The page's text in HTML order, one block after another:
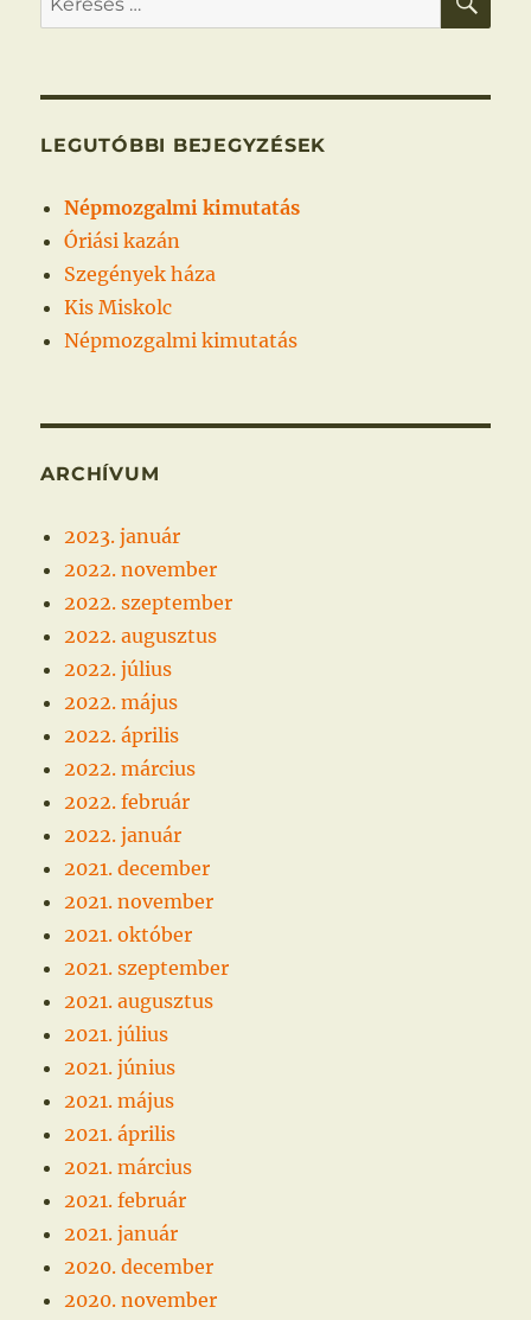
a
kifejezésre:
LEGUTÓBBI BEJEGYZÉSEK
Népmozgalmi kimutatás
Óriási kazán
Szegények háza
Kis Miskolc
Népmozgalmi kimutatás
ARCHÍVUM
2023. január
2022. november
2022. szeptember
2022. augusztus
2022. július
2022. május
2022. április
2022. március
2022. február
2022. január
2021. december
2021. november
2021. október
2021. szeptember
2021. augusztus
2021. július
2021. június
2021. május
2021. április
2021. március
2021. február
2021. január
2020. december
2020. november